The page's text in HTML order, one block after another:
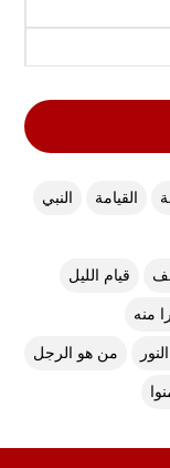
القيامة النبي
قيام الليل
منه
من هو الرجل